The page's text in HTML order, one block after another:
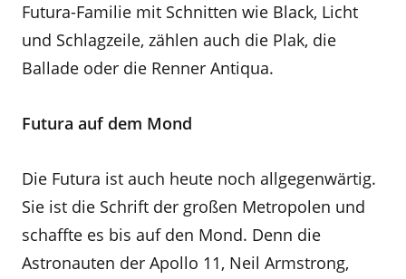
Futura-Familie mit Schnitten wie Black, Licht
und Schlagzeile, zählen auch die Plak, die
Ballade oder die Renner Antiqua.
Futura auf dem Mond
Die Futura ist auch heute noch allgegenwärtig.
Sie ist die Schrift der großen Metropolen und
schaffte es bis auf den Mond. Denn die
Astronauten der Apollo 11, Neil Armstrong,